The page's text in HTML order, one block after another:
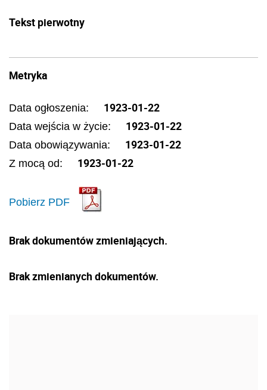
Tekst pierwotny
Metryka
Data ogłoszenia: 1923-01-22
Data wejścia w życie: 1923-01-22
Data obowiązywania: 1923-01-22
Z mocą od: 1923-01-22
Pobierz PDF
Brak dokumentów zmieniających.
Brak zmienianych dokumentów.